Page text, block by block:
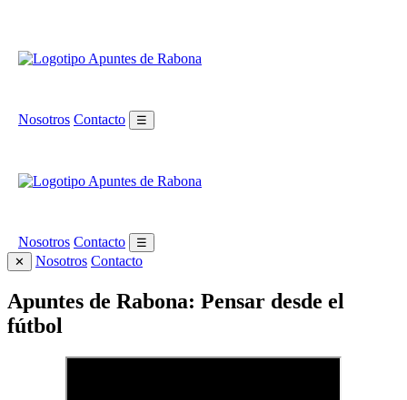
Nosotros Contacto ☰
Nosotros Contacto
☰
✕
Nosotros Contacto
Apuntes de Rabona: Pensar desde el
fútbol